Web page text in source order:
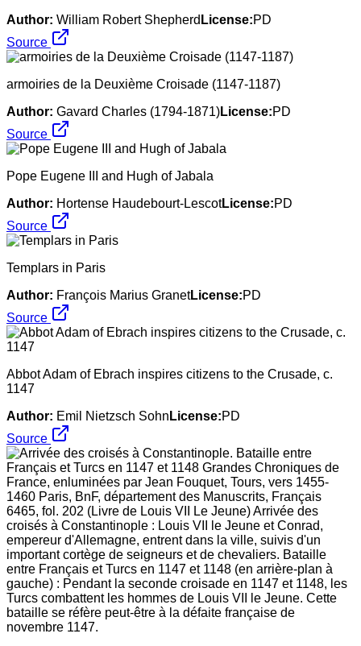
Author: William Robert Shepherd License:PD
Source
armoiries de la Deuxième Croisade (1147-1187)
Author: Gavard Charles (1794-1871)License:PD
Source
Pope Eugene III and Hugh of Jabala
Author: Hortense Haudebourt-LescotLicense:PD
Source
Templars in Paris
Author: François Marius GranetLicense:PD
Source
Abbot Adam of Ebrach inspires citizens to the Crusade, c.
1147
Author: Emil Nietzsch Sohn License:PD
Source